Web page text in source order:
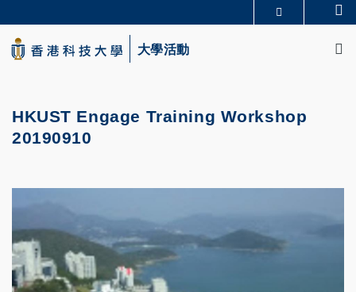
to
main
content
生活@科大
大學活動
HKUST Engage Training Workshop
20190910